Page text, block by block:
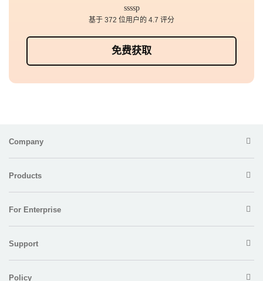
免费获取
基于 372 位用户的 4.7 评分
Company
Products
For Enterprise
Support
Policy